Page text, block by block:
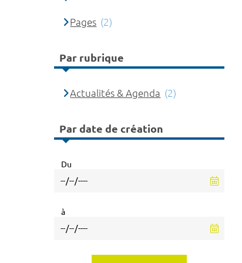
Pages (2)
Par rubrique
Actualités & Agenda (2)
Par date de création
Du
à